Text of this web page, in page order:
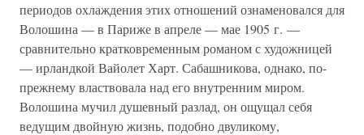
периодов охлаждения этих отношений ознаменовался для
Волошина — в Париже в апреле — мае 1905 г. —
сравнительно кратковременным романом с художницей
— ирландкой Вайолет Харт. Сабашникова, однако, по-
прежнему властвовала над его внутренним миром.
Волошина мучил душевный разлад, он ощущал себя
ведущим двойную жизнь, подобно двуликому,